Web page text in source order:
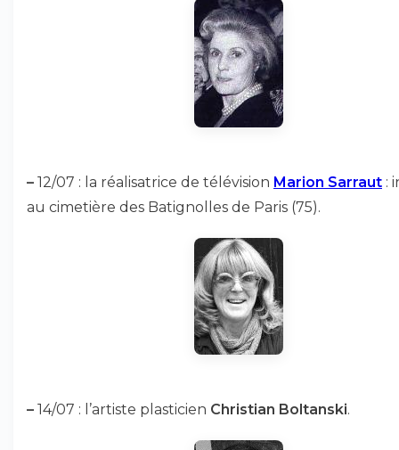
– 12/07 : la réalisatrice de télévision Marion Sarraut :
au cimetière des Batignolles de Paris (75).
– 14/07 : l’artiste plasticien Christian Boltanski.